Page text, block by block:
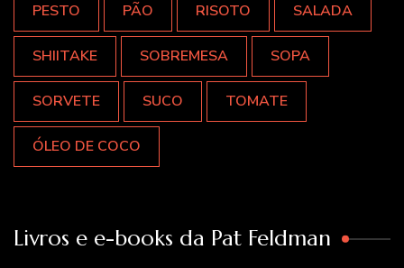
PESTO PÃO RISOTO SALADA
SHIITAKE SOBREMESA SOPA
SORVETE SUCO TOMATE
ÓLEO DE COCO
Livros e e-books da Pat Feldman